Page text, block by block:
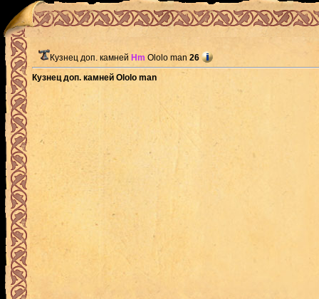
Кузнец доп. камней Hm Ololo man 26
Кузнец доп. камней Ololo man